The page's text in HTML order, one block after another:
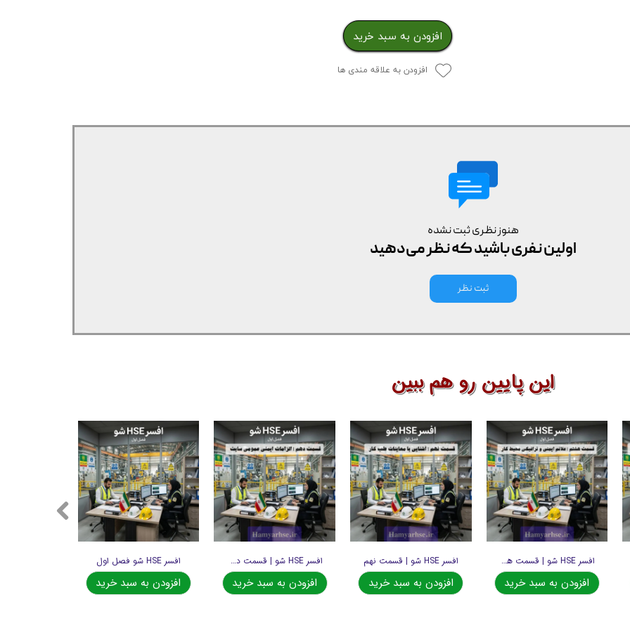
افزودن به سبد خرید
افزودن به علاقه مندی ها
هنوز نظری ثبت نشده
اولین نفری باشید که نظر می‌دهید
ثبت نظر
افسر HSE شو فصل اول
افزودن به سبد خرید
افسر HSE شو | قسمت دهم
افزودن به سبد خرید
افسر HSE شو | قسمت نهم
افزودن به سبد خرید
افسر HSE شو | قسمت هشتم
افزودن به سبد خرید
این پایین رو هم ببین